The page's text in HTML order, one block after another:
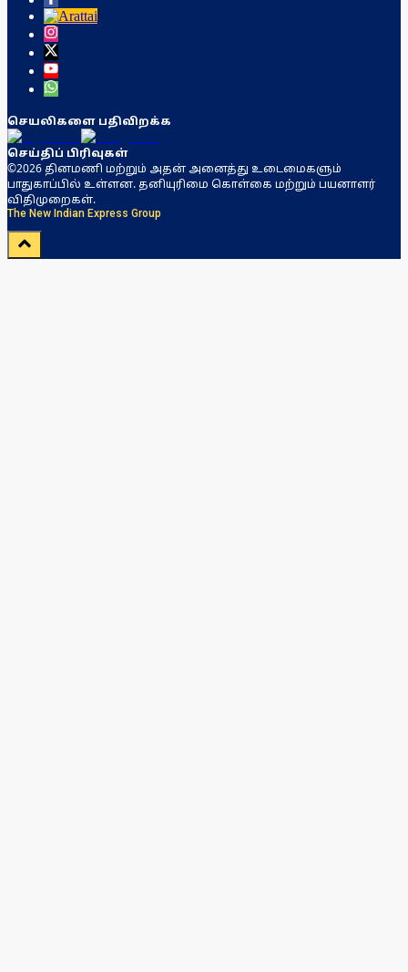
செயலிகளை பதிவிறக்க
செய்திப் பிரிவுகள்
©2026 தினமணி மற்றும் அதன் அனைத்து உடைமைகளும்
பாதுகாப்பில் உள்ளன. தனியுரிமை கொள்கை மற்றும் பயனாளர்
விதிமுறைகள்.
The New Indian Express Group